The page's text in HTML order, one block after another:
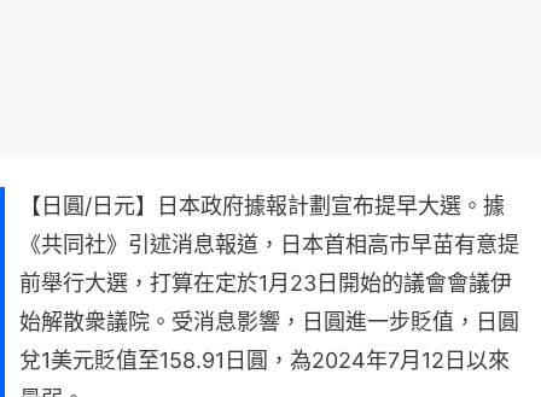
【日圓/日元】日本政府據報計劃宣布提早大選。據
《共同社》引述消息報道，日本首相高市早苗有意提
前舉行大選，打算在定於1月23日開始的議會會議伊
始解散衆議院。受消息影響，日圓進一步貶值，日圓
兌1美元貶值至158.91日圓，為2024年7月12日以來